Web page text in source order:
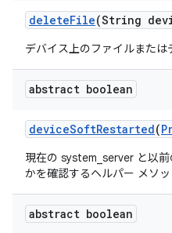
deleteFile(String
デバイス上のファイルまた
abstract boolean
deviceSoftRestarted(
現在の system_server と以
かを確認するヘルパー メソッ
abstract boolean